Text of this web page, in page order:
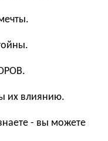
их влиянию.
- вы можете